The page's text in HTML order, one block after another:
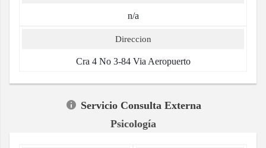
n/a
Direccion
Cra 4 No 3-84 Via Aeropuerto
Servicio Consulta Externa
Psicología